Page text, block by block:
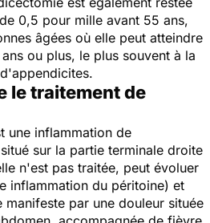
0,5 pour mille avant 55 ans,
âgées où elle peut atteindre
ou plus, le plus souvent à la
le traitement de
une inflammation de
sur la partie terminale droite
n'est pas traitée, peut évoluer
inflammation du péritoine) et
manifeste par une douleur située